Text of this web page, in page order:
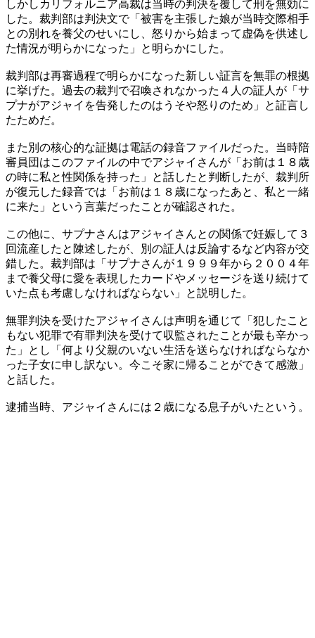
しかしカリフォルニア高裁は当時の判決を覆して刑を無効に
した。裁判部は判決文で「被害を主張した娘が当時交際相手
との別れを養父のせいにし、怒りから始まって虚偽を供述し
た情況が明らかになった」と明らかにした。
裁判部は再審過程で明らかになった新しい証言を無罪の根拠
に挙げた。過去の裁判で召喚されなかった４人の証人が「サ
プナがアジャイを告発したのはうそや怒りのため」と証言し
たためだ。
また別の核心的な証拠は電話の録音ファイルだった。当時陪
審員団はこのファイルの中でアジャイさんが「お前は１８歳
の時に私と性関係を持った」と話したと判断したが、裁判所
が復元した録音では「お前は１８歳になったあと、私と一緒
に来た」という言葉だったことが確認された。
この他に、サプナさんはアジャイさんとの関係で妊娠して３
回流産したと陳述したが、別の証人は反論するなど内容が交
錯した。裁判部は「サプナさんが１９９９年から２００４年
まで養父母に愛を表現したカードやメッセージを送り続けて
いた点も考慮しなければならない」と説明した。
無罪判決を受けたアジャイさんは声明を通じて「犯したこと
もない犯罪で有罪判決を受けて収監されたことが最も辛かっ
た」とし「何より父親のいない生活を送らなければならなか
った子女に申し訳ない。今こそ家に帰ることができて感激」
と話した。
逮捕当時、アジャイさんには２歳になる息子がいたという。